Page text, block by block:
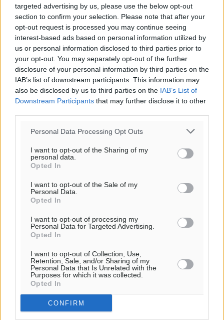
targeted advertising by us, please use the below opt-out
section to confirm your selection. Please note that after your
opt-out request is processed you may continue seeing
interest-based ads based on personal information utilized by
us or personal information disclosed to third parties prior to
your opt-out. You may separately opt-out of the further
disclosure of your personal information by third parties on the
IAB’s list of downstream participants. This information may
also be disclosed by us to third parties on the IAB’s List of
Downstream Participants that may further disclose it to other
Personal Data Processing Opt Outs
I want to opt-out of the Sharing of my
personal data.
Opted In
I want to opt-out of the Sale of my
Personal Data.
Opted In
I want to opt-out of processing my
Personal Data for Targeted Advertising.
Opted In
I want to opt-out of Collection, Use,
Retention, Sale, and/or Sharing of my
Personal Data that Is Unrelated with the
Purposes for which it was collected.
Opted In
CONFIRM
Ροή ειδήσεων
Δεύτερη πηγή εισοδήματος για τους επαγγελματίες
Ειδήσεις• πριν 10 λεπτά
δεν τα καθαρίσει – Πώς κινούνται δήμοι και ΠΣ,
ποιος πληρώνει τον λογαριασμό
Τοπικές Ειδήσεις πριν 18 λεπτά
Πού κινούνται οι κρατήσεις last minute σε Ελλάδα
από Γερμανούς
πριν 23 λεπτά